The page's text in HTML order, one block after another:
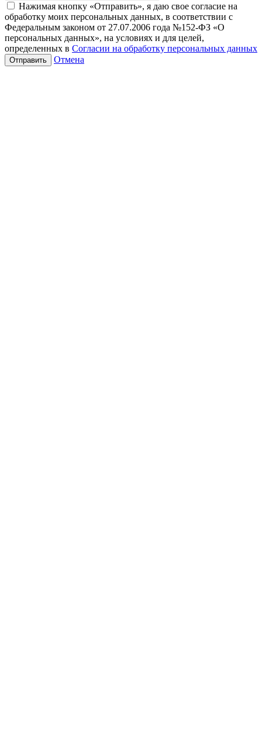
Нажимая кнопку «Отправить», я даю свое согласие на
обработку моих персональных данных, в соответствии с
Федеральным законом от 27.07.2006 года №152-ФЗ «О
персональных данных», на условиях и для целей,
определенных в Согласии на обработку персональных данных
Отмена